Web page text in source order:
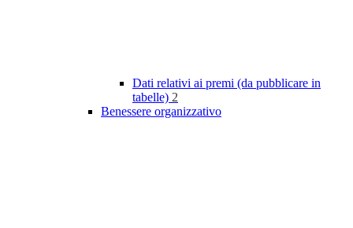
Dati relativi ai premi (da pubblicare in
tabelle) 2
Benessere organizzativo